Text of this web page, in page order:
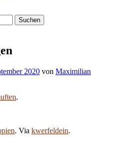
2020 von Maximilian
.
. Via kwerfeldein.